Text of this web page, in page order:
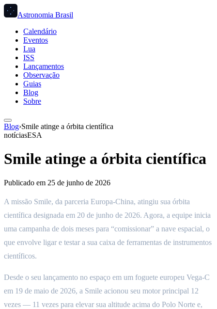
Astronomia Brasil
Calendário
Eventos
Lua
ISS
Lançamentos
Observação
Guias
Blog
Sobre
Blog›Smile atinge a órbita científica
notíciasESA
Smile atinge a órbita científica
Publicado em 25 de junho de 2026
A missão Smile, da parceria Europa-China, atingiu sua órbita
científica designada em 20 de junho de 2026. Agora, a equipe inicia
uma campanha de dois meses para “comissionar” a nave espacial, o
que envolve ligar e testar a sua caixa de ferramentas de instrumentos
científicos.
Desde o seu lançamento no espaço em um foguete europeu Vega-C
em 19 de maio de 2026, a Smile acionou seu motor principal 12
vezes — 11 vezes para elevar sua altitude acima do Polo Norte e,